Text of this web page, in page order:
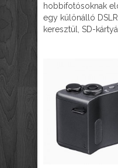
hobbifotósoknak
egy különálló
keresztül, SD-